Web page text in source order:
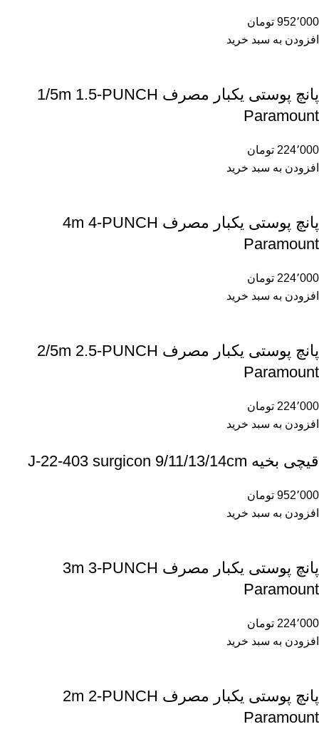
952٬000 تومان
افزودن به سبد خرید
پانچ پوستی یکبار مصرف 1/5m 1.5-PUNCH
Paramount
224٬000 تومان
افزودن به سبد خرید
پانچ پوستی یکبار مصرف 4m 4-PUNCH
Paramount
224٬000 تومان
افزودن به سبد خرید
پانچ پوستی یکبار مصرف 2/5m 2.5-PUNCH
Paramount
224٬000 تومان
افزودن به سبد خرید
قیچی بخیه J-22-403 surgicon 9/11/13/14cm
952٬000 تومان
افزودن به سبد خرید
پانچ پوستی یکبار مصرف 3m 3-PUNCH
Paramount
224٬000 تومان
افزودن به سبد خرید
پانچ پوستی یکبار مصرف 2m 2-PUNCH
Paramount